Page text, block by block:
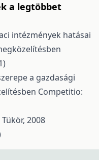
a legtöbbet
intézmények hatásai
a gazdasági
Competitio:
2008